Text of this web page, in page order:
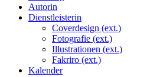
Autorin
Dienstleisterin
Coverdesign (ext.)
Fotografie (ext.)
Illustrationen (ext.)
Fakriro (ext.)
Kalender